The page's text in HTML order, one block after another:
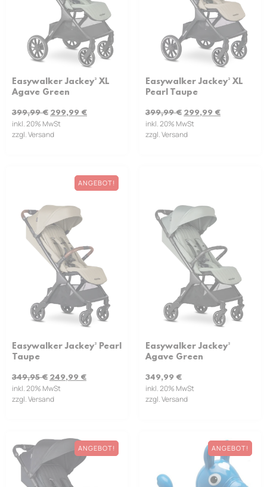
Easywalker Jackey² XL
Agave Green
399,99€ 299,99 €
inkl. 20% MwSt
zzgl. Versand
Easywalker Jackey² XL
Pearl Taupe
399,99€ 299,99 €
inkl. 20% MwSt
zzgl. Versand
ANGEBOT!
Easywalker Jackey² Pearl
Taupe
349,95€ 249,99 €
inkl. 20% MwSt
zzgl. Versand
Easywalker Jackey²
Agave Green
349,99 €
inkl. 20% MwSt
zzgl. Versand
ANGEBOT! ANGEBOT!